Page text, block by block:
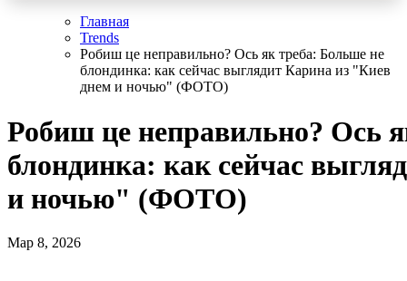
Главная
Trends
Робиш це неправильно? Ось як треба: Больше не
блондинка: как сейчас выглядит Карина из "Киев
днем и ночью" (ФОТО)
Робиш це неправильно? Ось
блондинка: как сейчас
и ночью" (ФОТО)
Мар 8, 2026